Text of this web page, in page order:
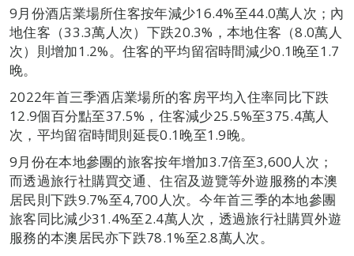
9月份酒店業場所住客按年減少16.4%至44.0萬人次；內
地住客（33.3萬人次）下跌20.3%，本地住客（8.0萬人
次）則增加1.2%。住客的平均留宿時間減少0.1晚至1.7
晚。
2022年首三季酒店業場所的客房平均入住率同比下跌
12.9個百分點至37.5%，住客減少25.5%至375.4萬人
次，平均留宿時間則延長0.1晚至1.9晚。
9月份在本地參團的旅客按年增加3.7倍至3,600人次；
而透過旅行社購買交通、住宿及遊覽等外遊服務的本澳
居民則下跌9.7%至4,700人次。今年首三季的本地參團
旅客同比減少31.4%至2.4萬人次，透過旅行社購買外遊
服務的本澳居民亦下跌78.1%至2.8萬人次。